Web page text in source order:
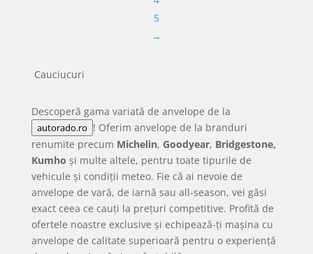
5
→
Cauciucuri
Descoperă gama variată de anvelope de la
autorado.ro ! Oferim anvelope de la branduri
renumite precum Michelin, Goodyear, Bridgestone,
Kumho și multe altele, pentru toate tipurile de
vehicule și condiții meteo. Fie că ai nevoie de
anvelope de vară, de iarnă sau all-season, vei găsi
exact ceea ce cauți la prețuri competitive. Profită de
ofertele noastre exclusive și echipează-ți mașina cu
anvelope de calitate superioară pentru o experiență